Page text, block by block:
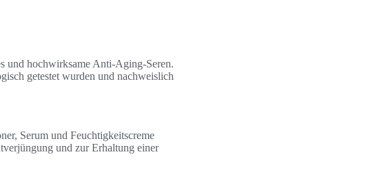
und hochwirksame Anti-Aging-Seren.
getestet wurden und nachweislich
Serum und Feuchtigkeitscreme
und zur Erhaltung einer